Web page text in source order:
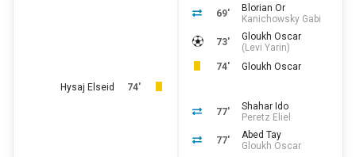
69'
Blorian Or
Kanichowsky Gabi
73'
Gloukh Oscar
( Levi Yarin)
74'
Gloukh Oscar
74'
Hysaj Elseid
77'
Shahar Ido
Peretz Eliel
77'
Abed Tay
Gloukh Oscar